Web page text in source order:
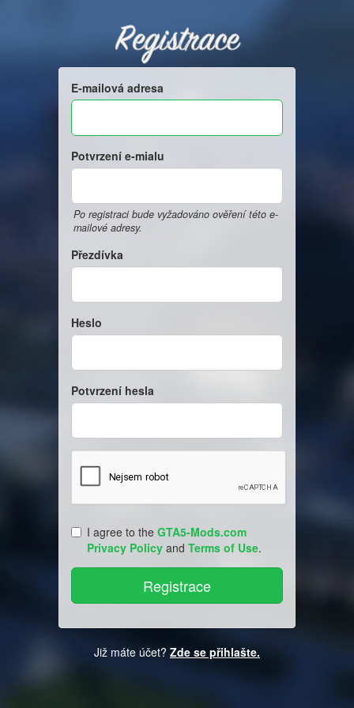
Registrace
E-mailová adresa
Potvrzení e-mialu
Po registraci bude vyžadováno ověření této e-
mailové adresy.
Přezdívka
Heslo
Potvrzení hesla
I agree to the GTA5-Mods.com
Privacy Policy and Terms of Use.
Již máte účet? Zde se přihlašte.